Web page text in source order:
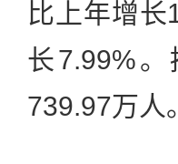
比上年增
长7.99%
739.97万人。